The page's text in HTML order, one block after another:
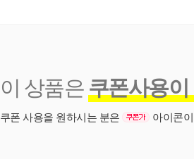
이 상품은 쿠폰사용이
쿠폰 사용을 원하시는 분은 아이콘